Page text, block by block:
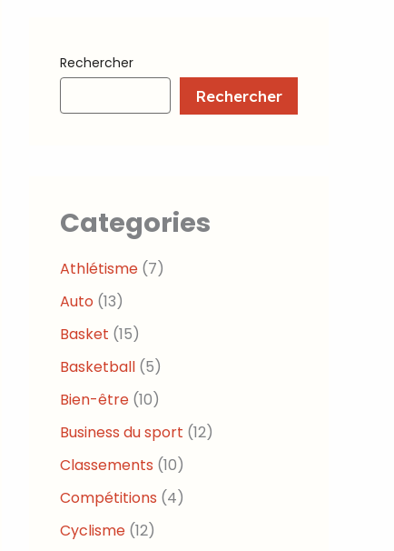
Rechercher
Rechercher
Categories
Athlétisme (7)
Auto (13)
Basket (15)
Basketball (5)
Bien-être (10)
Business du sport (12)
Classements (10)
Compétitions (4)
Cyclisme (12)